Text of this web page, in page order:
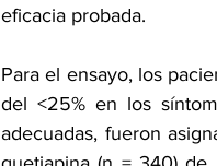
eficacia probada.
Para el ensayo, los
del <25% en los
adecuadas, fueron